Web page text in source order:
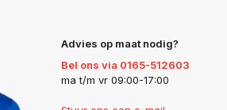
Advies op maat nodig?
Bel ons via 0165-512603
ma t/m vr 09:00-17:00